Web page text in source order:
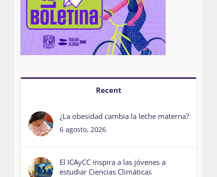
Recent
¿La obesidad cambia la leche materna?
6 agosto, 2026
El ICAyCC inspira a las jóvenes a
estudiar Ciencias Climáticas